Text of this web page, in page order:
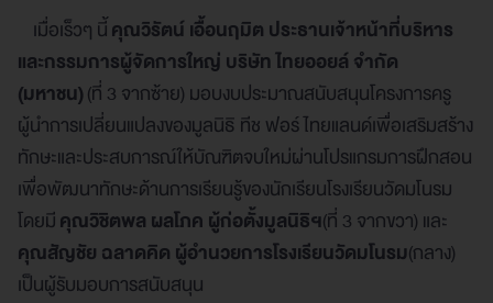
เมื่อเร็วๆ นี้คุณวิรัตน์ เอื้อนฤมิต ประธานเจ้าหน้าที่บริหาร
และกรรมการผู้จัดการใหญ่ บริษัท ไทยออยล์ จำกัด
(มหาชน)(ที่ 3 จากซ้าย) มอบงบประมาณสนับสนุนโครงการครู
ผู้นำการเปลี่ยนแปลงของมูลนิธิ ทีช ฟอร์ ไทยแลนด์เพื่อเสริมสร้าง
ทักษะและประสบการณ์ให้บัณฑิตจบใหม่ผ่านโปรแกรมการฝึกสอน
เพื่อพัฒนาทักษะด้านการเรียนรู้ของนักเรียนโรงเรียนวัดมโนรม
โดยมีคุณวิชิตพล ผลโภค ผู้ก่อตั้งมูลนิธิฯ(ที่ 3 จากขวา) และ
คุณสัญชัย ฉลาดคิด ผู้อำนวยการโรงเรียนวัดมโนรม(กลาง)
เป็นผู้รับมอบการสนับสนุน